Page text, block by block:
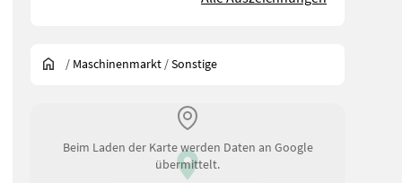
70-24 Für weitere Fragen stehen wir Ihnen gerne zur
/ Maschinenmarkt /Sonstige
Beim Laden der Karte werden Daten an Google
übermittelt.